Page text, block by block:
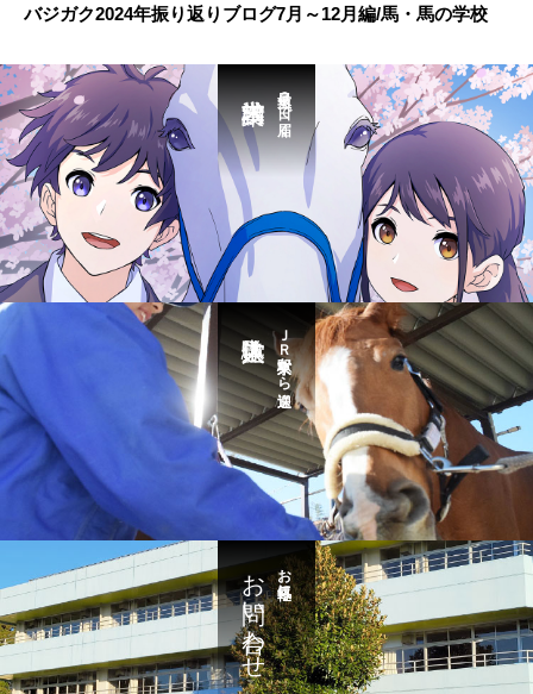
バジガク2024年振り返りブログ7月～12月編/馬・馬の学校
最短３日で届く
ＪＲ東京駅から送迎
お気軽に・・・
お問い合わせ